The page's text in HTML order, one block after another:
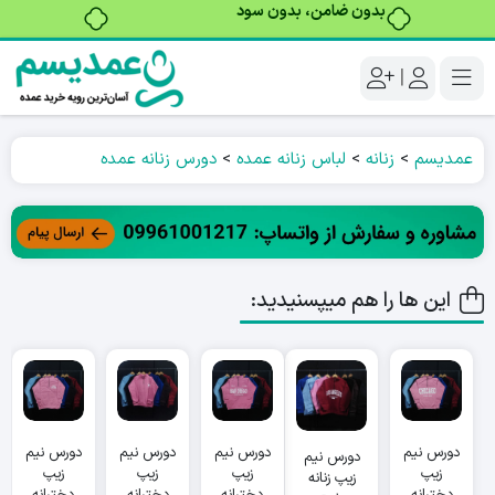
بدون ضامن، بدون سود
|
عمدیسم > زنانه > لباس زنانه عمده > دورس زنانه عمده
این ها را هم میپسنیدید:
دورس نیم
زیپ
دورس نیم
زیپ زنانه
دورس نیم
زیپ
دورس نیم
زیپ
دورس نیم
زیپ